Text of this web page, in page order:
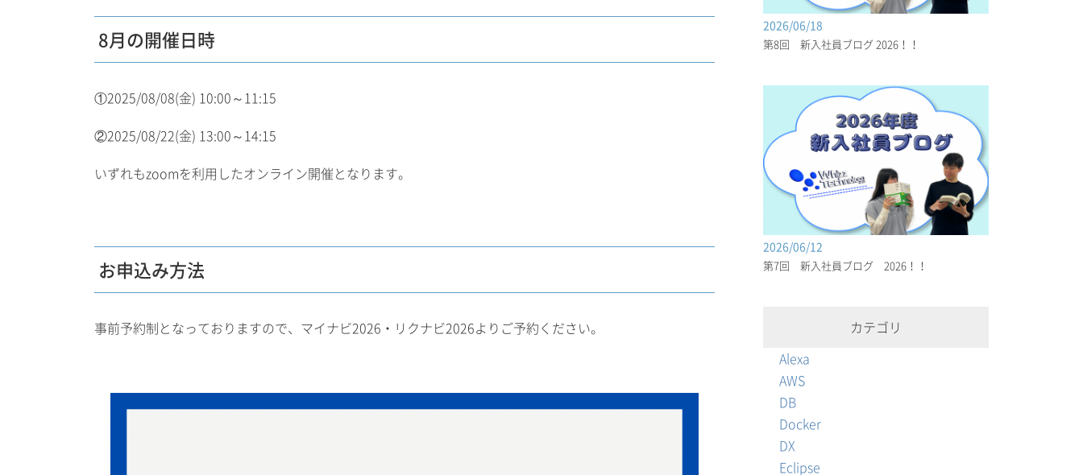
8月の開催日時
①2025/08/08(金) 10:00～11:15
②2025/08/22(金) 13:00～14:15
いずれもzoomを利用したオンライン開催となります。
お申込み方法
事前予約制となっておりますので、マイナビ2026・リクナビ2026よりご予約ください。
2026/06/18
第8回 新入社員ブログ 2026！！
2026/06/12
第7回 新入社員ブログ 2026！！
カテゴリ
Alexa
AWS
DB
Docker
DX
Eclipse